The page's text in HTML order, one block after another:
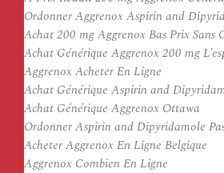
Ordonner Aggrenox Aspirin and
Achat 200 mg Aggrenox Bas Prix Sans
Achat Générique Aggrenox 200 mg
Aggrenox Acheter En Ligne
Achat Générique Aspirin and
Achat Générique Aggrenox Ottawa
Ordonner Aspirin and Dipyridamole
Acheter Aggrenox En Ligne Belgique
Aggrenox Combien En Ligne